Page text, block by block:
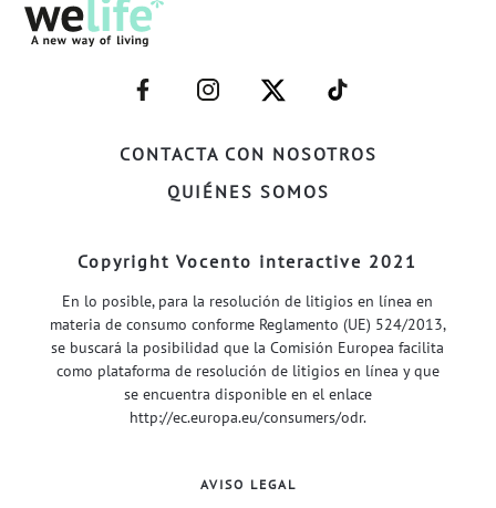
CONTACTA CON NOSOTROS
QUIÉNES SOMOS
–
FACEBOOK–
–
INSTAGRAM–
–
TWITTER–
–
WELIFE–
Copyright Vocento interactive 2021
En lo posible, para la resolución de litigios en línea en
materia de consumo conforme Reglamento (UE) 524/2013,
se buscará la posibilidad que la Comisión Europea facilita
como plataforma de resolución de litigios en línea y que
se encuentra disponible en el enlace
http://ec.europa.eu/consumers/odr.
AVISO LEGAL